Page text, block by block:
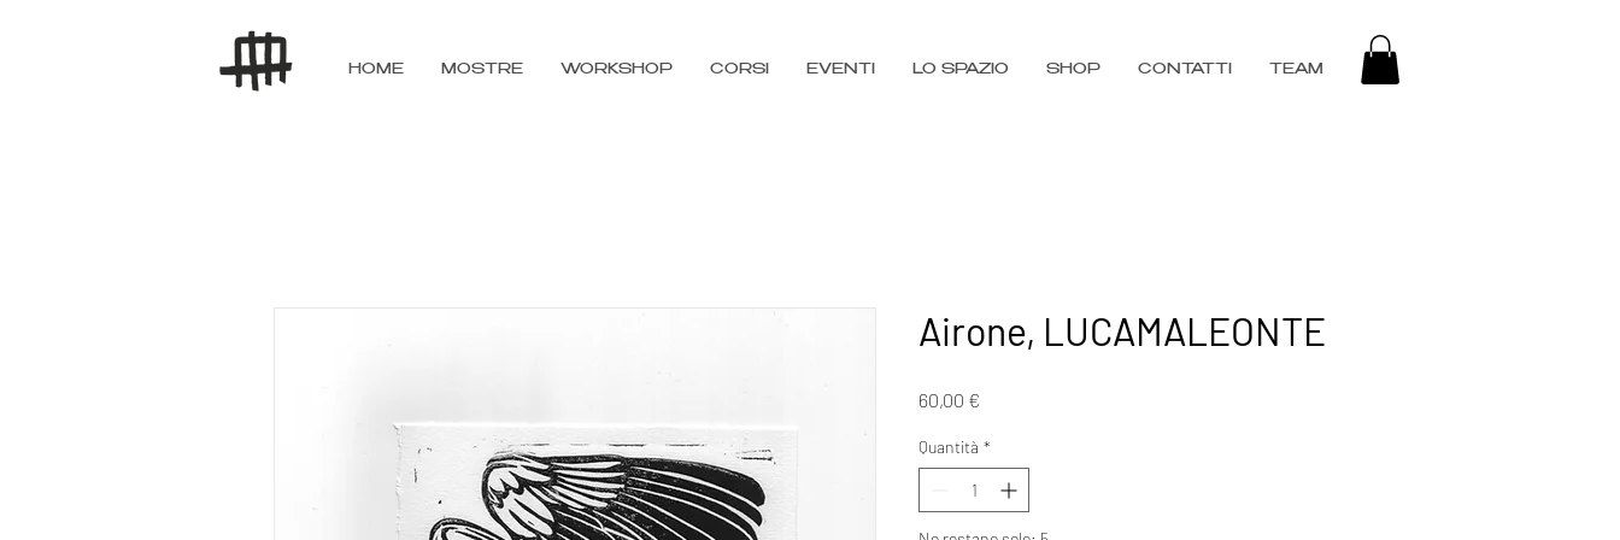
HOME MOSTRE WORKSHOP CORSI EVENTI LO SPAZIO SHOP CONTATTI TEAM
Airone, LUCAMALEONTE
60,00 €
Quantità *